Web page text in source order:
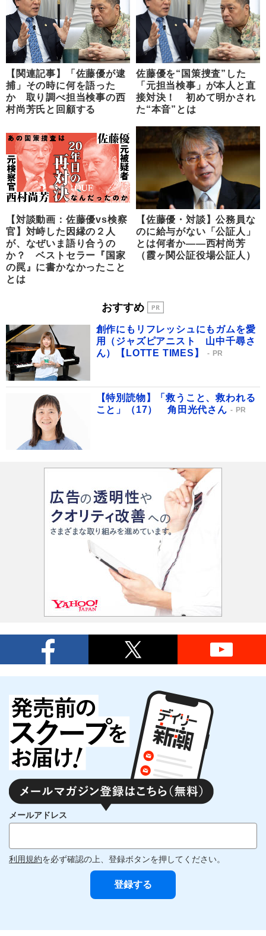
【関連記事】「佐藤優が逮
捕」その時に何を語った
か 取り調べ担当検事の西
村尚芳氏と回顧する
佐藤優を“国策捜査”した
「元担当検事」が本人と直
接対決！ 初めて明かされ
た“本音”とは
【対談動画：佐藤優vs検察
官】対峙した因縁の２人
が、なぜいま語り合うの
か？ ベストセラー『国家
の罠』に書かなかったこと
とは
【佐藤優・対談】公務員な
のに給与がない「公証人」
とは何者か――西村尚芳
（霞ヶ関公証役場公証人）
おすすめ
創作にもリフレッシュにもガムを愛
用（ジャズピアニスト 山中千尋さ
ん）【LOTTE TIMES】
PR
【特別読物】「救うこと、救われる
こと」（17） 角田光代さん
PR
メールアドレス
利用規約を必ず確認の上、登録ボタンを押してください。